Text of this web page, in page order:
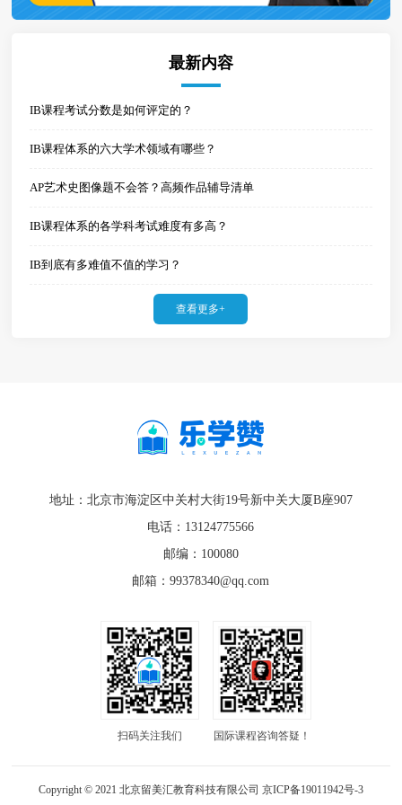
最新内容
IB课程考试分数是如何评定的？
IB课程体系的六大学术领域有哪些？
AP艺术史图像题不会答？高频作品辅导清单
IB课程体系的各学科考试难度有多高？
IB到底有多难值不值的学习？
查看更多+
地址：北京市海淀区中关村大街19号新中关大厦B座907
电话：13124775566
邮编：100080
邮箱：99378340@qq.com
扫码关注我们 国际课程咨询答疑！
Copyright © 2021 北京留美汇教育科技有限公司 京ICP备19011942号-3